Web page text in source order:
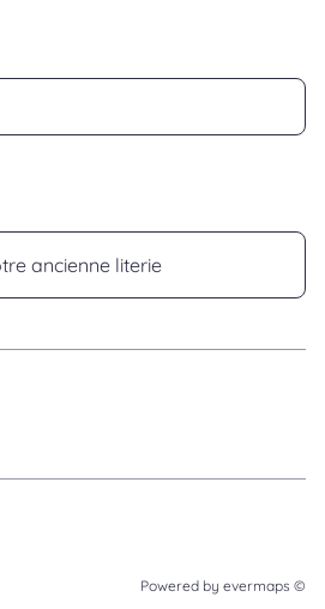
ancienne literie
Powered by evermaps ©